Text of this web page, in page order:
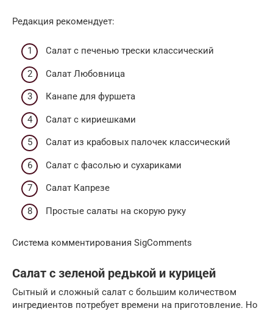
Редакция рекомендует:
Cалат с печенью трески классический
Салат Любовница
Канапе для фуршета
Салат с кириешками
Салат из крабовых палочек классический
Салат с фасолью и сухариками
Салат Капрезе
Простые салаты на скорую руку
Система комментирования SigComments
Салат с зеленой редькой и курицей
Сытный и сложный салат с большим количеством
ингредиентов потребует времени на приготовление. Но